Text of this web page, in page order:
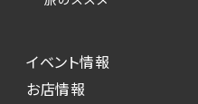
イベント情報
お店情報